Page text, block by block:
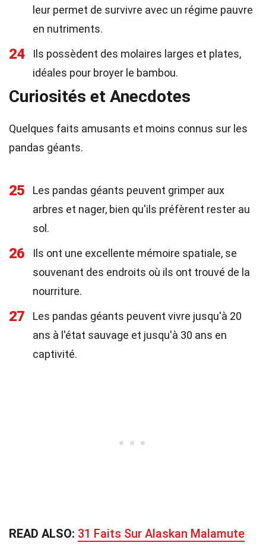
leur permet de survivre avec un régime pauvre
en nutriments.
24
Ils possèdent des molaires larges et plates,
idéales pour broyer le bambou.
Curiosités et Anecdotes
Quelques faits amusants et moins connus sur les
pandas géants.
25
Les pandas géants peuvent grimper aux
arbres et nager, bien qu'ils préfèrent rester au
sol.
26
Ils ont une excellente mémoire spatiale, se
souvenant des endroits où ils ont trouvé de la
nourriture.
27
Les pandas géants peuvent vivre jusqu'à 20
ans à l'état sauvage et jusqu'à 30 ans en
captivité.
READ ALSO: 31 Faits Sur Alaskan Malamute